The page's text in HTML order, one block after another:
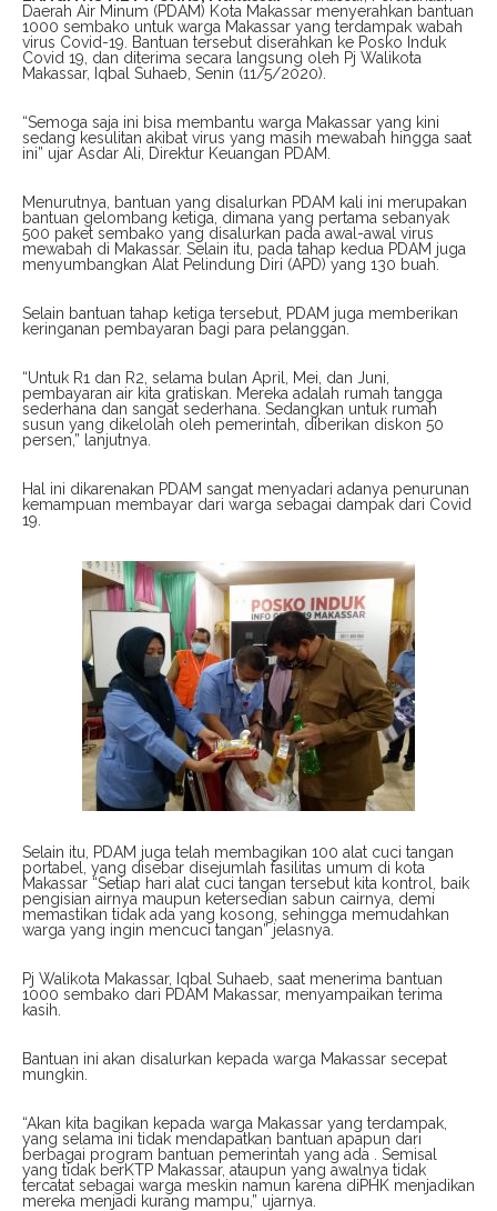
Daerah Air Minum (PDAM) Kota Makassar menyerahkan bantuan
1000 sembako untuk warga Makassar yang terdampak wabah
virus Covid-19. Bantuan tersebut diserahkan ke Posko Induk
Covid 19, dan diterima secara langsung oleh Pj Walikota
Makassar, Iqbal Suhaeb, Senin (11/5/2020).
“Semoga saja ini bisa membantu warga Makassar yang kini
sedang kesulitan akibat virus yang masih mewabah hingga saat
ini” ujar Asdar Ali, Direktur Keuangan PDAM.
Menurutnya, bantuan yang disalurkan PDAM kali ini merupakan
bantuan gelombang ketiga, dimana yang pertama sebanyak
500 paket sembako yang disalurkan pada awal-awal virus
mewabah di Makassar. Selain itu, pada tahap kedua PDAM juga
menyumbangkan Alat Pelindung Diri (APD) yang 130 buah.
Selain bantuan tahap ketiga tersebut, PDAM juga memberikan
keringanan pembayaran bagi para pelanggan.
“Untuk R1 dan R2, selama bulan April, Mei, dan Juni,
pembayaran air kita gratiskan. Mereka adalah rumah tangga
sederhana dan sangat sederhana. Sedangkan untuk rumah
susun yang dikelolah oleh pemerintah, diberikan diskon 50
persen,” lanjutnya.
Hal ini dikarenakan PDAM sangat menyadari adanya penurunan
kemampuan membayar dari warga sebagai dampak dari Covid
19.
Selain itu, PDAM juga telah membagikan 100 alat cuci tangan
portabel, yang disebar disejumlah fasilitas umum di kota
Makassar “Setiap hari alat cuci tangan tersebut kita kontrol, baik
pengisian airnya maupun ketersedian sabun cairnya, demi
memastikan tidak ada yang kosong, sehingga memudahkan
warga yang ingin mencuci tangan” jelasnya.
Pj Walikota Makassar, Iqbal Suhaeb, saat menerima bantuan
1000 sembako dari PDAM Makassar, menyampaikan terima
kasih.
Bantuan ini akan disalurkan kepada warga Makassar secepat
mungkin.
“Akan kita bagikan kepada warga Makassar yang terdampak,
yang selama ini tidak mendapatkan bantuan apapun dari
berbagai program bantuan pemerintah yang ada . Semisal
yang tidak berKTP Makassar, ataupun yang awalnya tidak
tercatat sebagai warga meskin namun karena diPHK menjadikan
mereka menjadi kurang mampu,” ujarnya.